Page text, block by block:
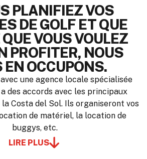
PLANIFIEZ VOS
DE GOLF ET QUE
VOUS VOULEZ
PROFITER, NOUS
EN OCCUPONS.
une agence locale spécialisée
des accords avec les principaux
Costa del Sol. Ils organiseront vos
de matériel, la location de
buggys, etc.
sur lesquels vous voulez jouer, 3,
LIRE PLUS